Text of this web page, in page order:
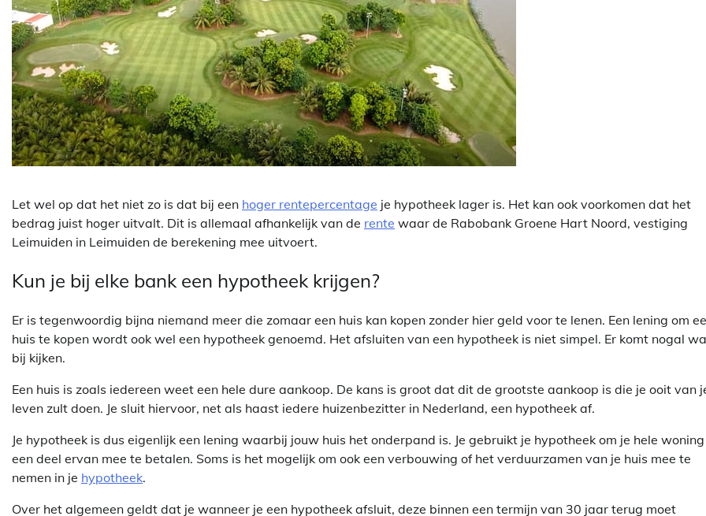
Let wel op dat het niet zo is dat bij een hoger rentepercentage je hypotheek lager is. Het kan ook voorkomen dat het
bedrag juist hoger uitvalt. Dit is allemaal afhankelijk van de rente waar de Rabobank Groene Hart Noord, vestiging
Leimuiden in Leimuiden de berekening mee uitvoert.
Kun je bij elke bank een hypotheek krijgen?
Er is tegenwoordig bijna niemand meer die zomaar een huis kan kopen zonder hier geld voor te lenen. Een lening om
huis te kopen wordt ook wel een hypotheek genoemd. Het afsluiten van een hypotheek is niet simpel. Er komt nogal
bij kijken.
Een huis is zoals iedereen weet een hele dure aankoop. De kans is groot dat dit de grootste aankoop is die je ooit van
leven zult doen. Je sluit hiervoor, net als haast iedere huizenbezitter in Nederland, een hypotheek af.
Je hypotheek is dus eigenlijk een lening waarbij jouw huis het onderpand is. Je gebruikt je hypotheek om je hele
een deel ervan mee te betalen. Soms is het mogelijk om ook een verbouwing of het verduurzamen van je huis mee te
nemen in je hypotheek.
Over het algemeen geldt dat je wanneer je een hypotheek afsluit, deze binnen een termijn van 30 jaar terug moet